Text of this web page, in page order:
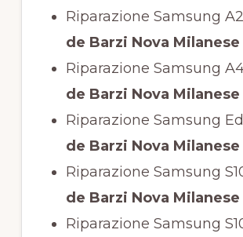
Riparazione Samsung
de Barzi Nova Milanese
Riparazione Samsung
de Barzi Nova Milanese
Riparazione Samsung
de Barzi Nova Milanese
Riparazione Samsung
de Barzi Nova Milanese
Riparazione Samsung